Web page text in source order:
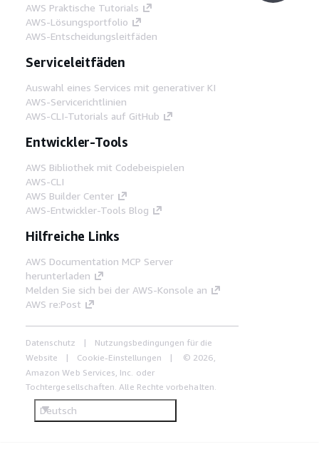
AWS Praktische Tutorials
AWS-Lösungsportfolio
AWS-Entscheidungsleitfäden
Serviceleitfäden
Auswahl eines Services mit generativer KI
AWS-Servicerichtlinien
AWS-CLI-Tutorials auf GitHub
Entwickler-Tools
AWS Bibliothek mit Codebeispielen
AWS-CLI
AWS Builder Center
AWS-Entwickler-Tools Blog
Hilfreiche Links
AWS Documentation MCP Server
herunterladen
Melden Sie sich bei der AWS-Konsole an
AWS re:Post
Datenschutz
Nutzungsbedingungen für die
Website
Cookie-Einstellungen
© 2026,
Amazon Web Services, Inc. oder
Tochtergesellschaften. Alle Rechte vorbehalten.
Deutsch